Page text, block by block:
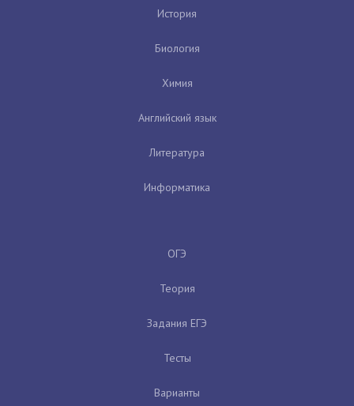
История
Биология
Химия
Английский язык
Литература
Информатика
ОГЭ
Теория
Задания ЕГЭ
Тесты
Варианты